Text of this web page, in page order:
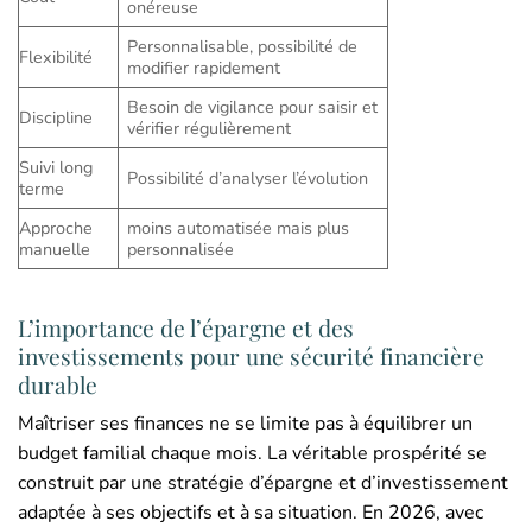
onéreuse
Flexibilité
Personnalisable, possibilité de
modifier rapidement
Discipline
Besoin de vigilance pour saisir et
vérifier régulièrement
Suivi long
terme
Possibilité d’analyser l’évolution
Approche
manuelle
moins automatisée mais plus
personnalisée
L’importance de l’épargne et des
investissements pour une sécurité financière
durable
Maîtriser ses finances ne se limite pas à équilibrer un
budget familial chaque mois. La véritable prospérité se
construit par une stratégie d’épargne et d’investissement
adaptée à ses objectifs et à sa situation. En 2026, avec